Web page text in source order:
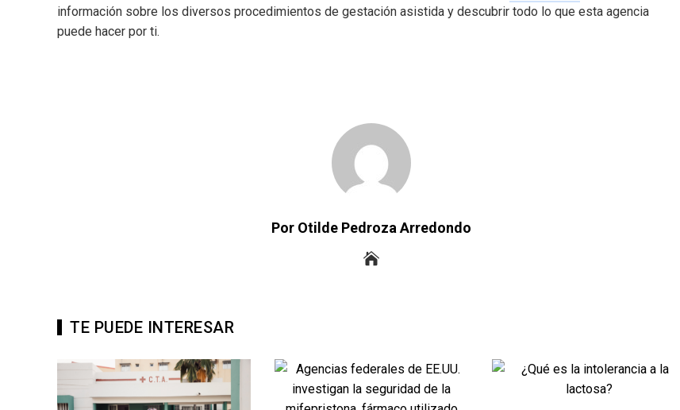
información sobre los diversos procedimientos de gestación asistida y descubrir todo lo que esta agencia
puede hacer por ti.
Por Otilde Pedroza Arredondo
TE PUEDE INTERESAR